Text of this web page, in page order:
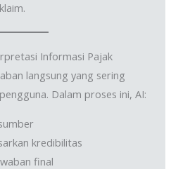
Informasi Pajak
langsung yang sering
Dalam proses ini, AI:
kredibilitas
final